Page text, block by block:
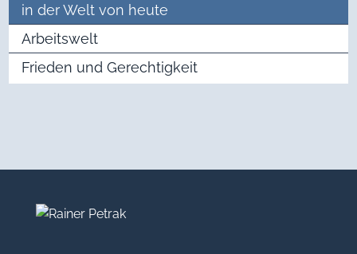
in der Welt von heute
Arbeitswelt
Frieden und Gerechtigkeit